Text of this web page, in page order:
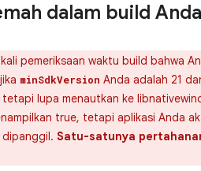
dalam build Anda
pemeriksaan waktu build bahwa
minSdkVersion Anda adalah 21
tetapi lupa menautkan ke
true, tetapi aplikasi Anda
dipanggil. Satu-satunya